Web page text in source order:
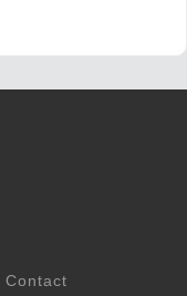
Contact